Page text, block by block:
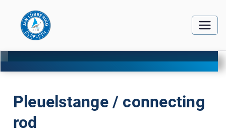
Pleuelstange / connecting
rod